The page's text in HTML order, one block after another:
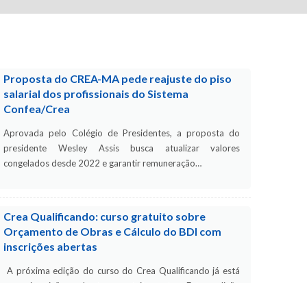
Proposta do CREA-MA pede reajuste do piso
salarial dos profissionais do Sistema
Confea/Crea
Aprovada pelo Colégio de Presidentes, a proposta do
presidente Wesley Assis busca atualizar valores
congelados desde 2022 e garantir remuneração…
Crea Qualificando: curso gratuito sobre
Orçamento de Obras e Cálculo do BDI com
inscrições abertas
A próxima edição do curso do Crea Qualificando já está